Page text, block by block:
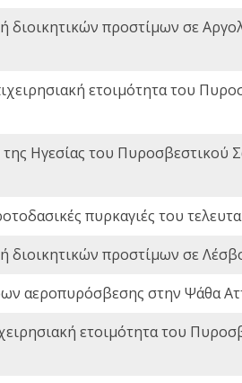
διοικητικών προστίμων σε
ετοιμότητα του
Ηγεσίας του Πυροσβεστικού
πυρκαγιές του
διοικητικών προστίμων σε
αεροπυρόσβεσης στην Ψάθα
ετοιμότητα του